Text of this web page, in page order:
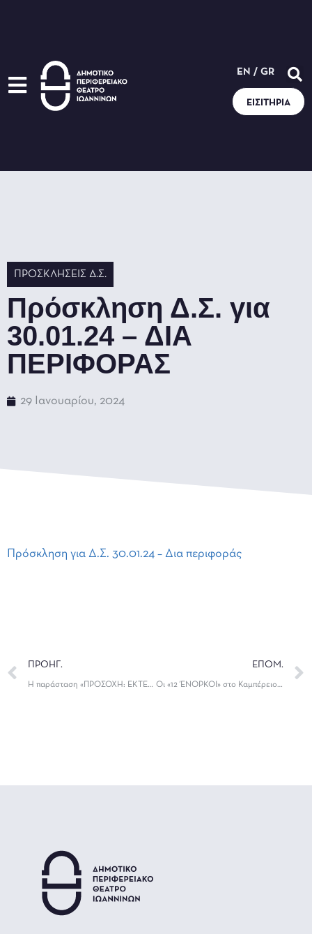
EN / GR
ΕΙΣΙΤΉΡΙΑ
ΠΡΟΣΚΛΉΣΕΙΣ Δ.Σ.
Πρόσκληση Δ.Σ. για
30.01.24 – ΔΙΑ
ΠΕΡΙΦΟΡΑΣ
29 Ιανουαρίου, 2024
Πρόσκληση για Δ.Σ. 30.01.24 – Δια περιφοράς
ΠΡΟΗΓ.
Η παράσταση «ΠΡΟΣΟΧΗ: ΕΚΤΕΛΟΥΝΤΑΙ ΕΡΓΑ» στο Καμπέρειο Θέατρο
ΕΠΟΜ.
Οι «12 ΈΝΟΡΚΟΙ» στο Καμπέρειο Θέατρο